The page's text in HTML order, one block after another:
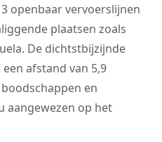
openbaar vervoerslijnen
plaatsen zoals
De dichtstbijzijnde
afstand van 5,9
en
aangewezen op het